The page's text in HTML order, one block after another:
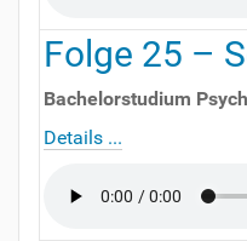
Folge 25 –
Bachelorstudium
Details ...